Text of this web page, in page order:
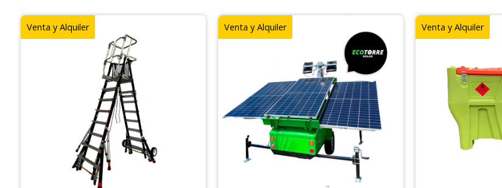
Venta y Alquiler Venta y Alquiler Venta y Alquiler